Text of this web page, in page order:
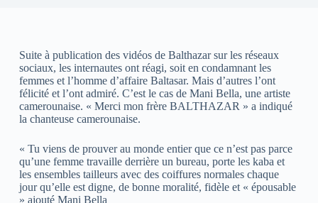
Suite à publication des vidéos de Balthazar sur les réseaux
sociaux, les internautes ont réagi, soit en condamnant les
femmes et l’homme d’affaire Baltasar. Mais d’autres l’ont
félicité et l’ont admiré. C’est le cas de Mani Bella, une artiste
camerounaise. « Merci mon frère BALTHAZAR » a indiqué
la chanteuse camerounaise.
« Tu viens de prouver au monde entier que ce n’est pas parce
qu’une femme travaille derrière un bureau, porte les kaba et
les ensembles tailleurs avec des coiffures normales chaque
jour qu’elle est digne, de bonne moralité, fidèle et « épousable
» ajouté Mani Bella